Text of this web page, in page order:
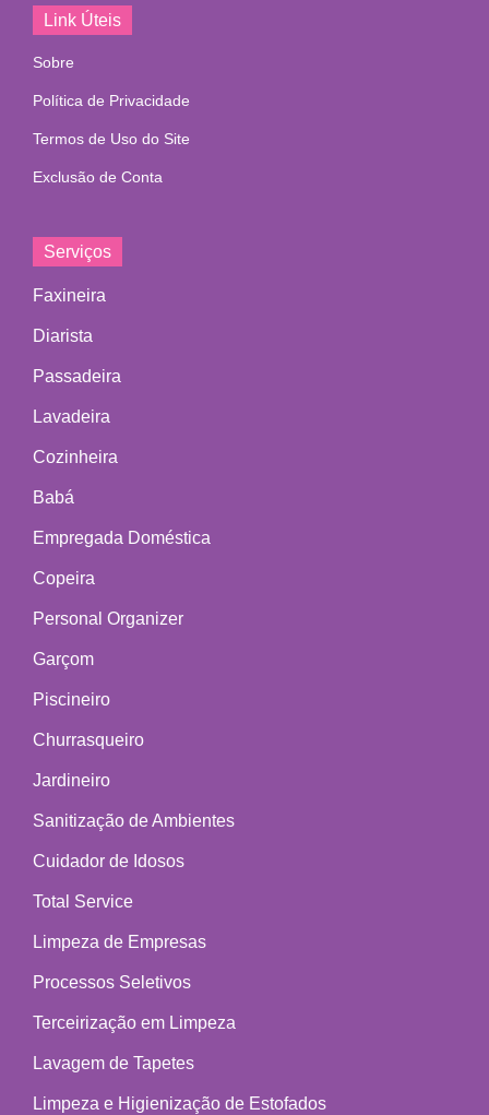
Link Úteis
Sobre
Política de Privacidade
Termos de Uso do Site
Exclusão de Conta
Serviços
Faxineira
Diarista
Passadeira
Lavadeira
Cozinheira
Babá
Empregada Doméstica
Copeira
Personal Organizer
Garçom
Piscineiro
Churrasqueiro
Jardineiro
Sanitização de Ambientes
Cuidador de Idosos
Total Service
Limpeza de Empresas
Processos Seletivos
Terceirização em Limpeza
Lavagem de Tapetes
Limpeza e Higienização de Estofados